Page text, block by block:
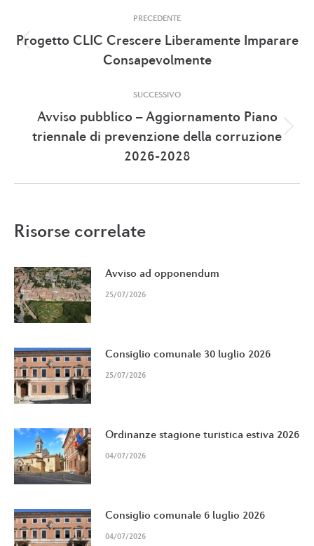
tra
PRECEDENTE
Post
precedente:
Progetto CLIC Crescere Liberamente Imparare
Consapevolmente
SUCCESSIVO
Prossimo
post:
Avviso pubblico – Aggiornamento Piano
triennale di prevenzione della corruzione
2026-2028
Risorse correlate
Avviso ad opponendum
25/07/2026
Consiglio comunale 30 luglio 2026
25/07/2026
Ordinanze stagione turistica estiva 2026
04/07/2026
Consiglio comunale 6 luglio 2026
04/07/2026